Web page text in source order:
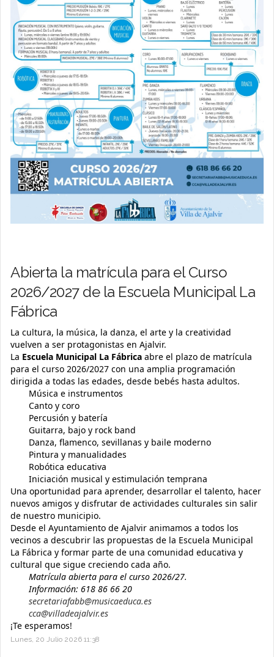
Abierta la matrícula para el Curso
2026/2027 de la Escuela Municipal La
Fábrica
La cultura, la música, la danza, el arte y la creatividad
vuelven a ser protagonistas en Ajalvir.
La Escuela Municipal La Fábrica abre el plazo de matrícula
para el curso 2026/2027 con una amplia programación
dirigida a todas las edades, desde bebés hasta adultos.
Música e instrumentos
Canto y coro
Percusión y batería
Guitarra, bajo y rock band
Danza, flamenco, sevillanas y baile moderno
Pintura y manualidades
Robótica educativa
Iniciación musical y estimulación temprana
Una oportunidad para aprender, desarrollar el talento, hacer
nuevos amigos y disfrutar de actividades culturales sin salir
de nuestro municipio.
Desde el Ayuntamiento de Ajalvir animamos a todos los
vecinos a descubrir las propuestas de la Escuela Municipal
La Fábrica y formar parte de una comunidad educativa y
cultural que sigue creciendo cada año.
Matrícula abierta para el curso 2026/27.
Información: 618 86 66 20
secretariafabb@musicaeduca.es
cca@villadeajalvir.es
¡Te esperamos!
Lunes, 20 Julio 2026 11:38